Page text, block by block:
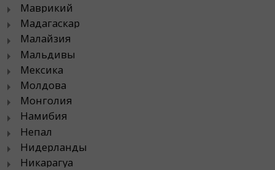
Маврикий
Мадагаскар
Малайзия
Мальдивы
Мексика
Молдова
Монголия
Намибия
Непал
Нидерланды
Никарагуа